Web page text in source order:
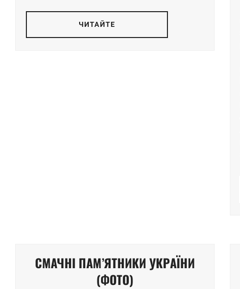
ЧИТАЙТЕ
СМАЧНІ ПАМ’ЯТНИКИ УКРАЇНИ
(ФОТО)